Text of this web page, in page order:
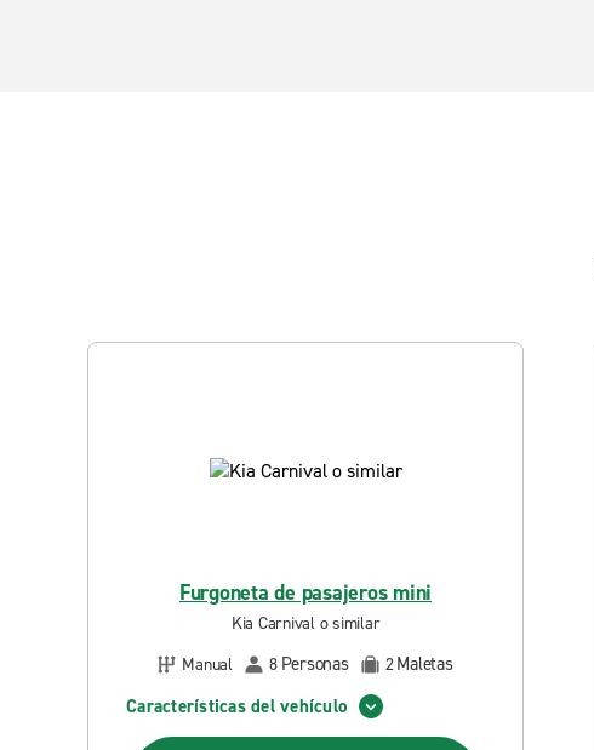
Furgoneta de pasajeros mini
Kia Carnival o similar
Manual
8 Personas 2Maletas
Características del vehículo